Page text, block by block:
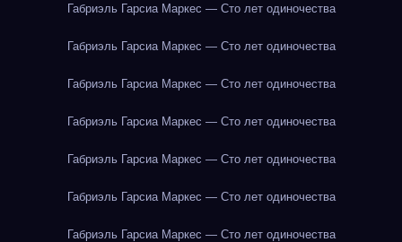
Габриэль Гарсиа Маркес — Сто лет одиночества
Габриэль Гарсиа Маркес — Сто лет одиночества
Габриэль Гарсиа Маркес — Сто лет одиночества
Габриэль Гарсиа Маркес — Сто лет одиночества
Габриэль Гарсиа Маркес — Сто лет одиночества
Габриэль Гарсиа Маркес — Сто лет одиночества
Габриэль Гарсиа Маркес — Сто лет одиночества